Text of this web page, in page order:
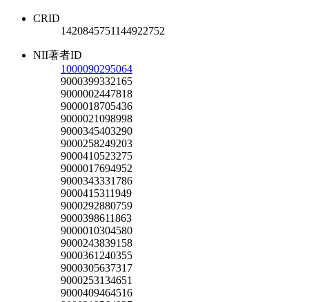
CRID
1420845751144922752
NII著者ID
1000090295064
9000399332165
9000002447818
9000018705436
9000021098998
9000345403290
9000258249203
9000410523275
9000017694952
9000343331786
9000415311949
9000292880759
9000398611863
9000010304580
9000243839158
9000361240355
9000305637317
9000253134651
9000409464516